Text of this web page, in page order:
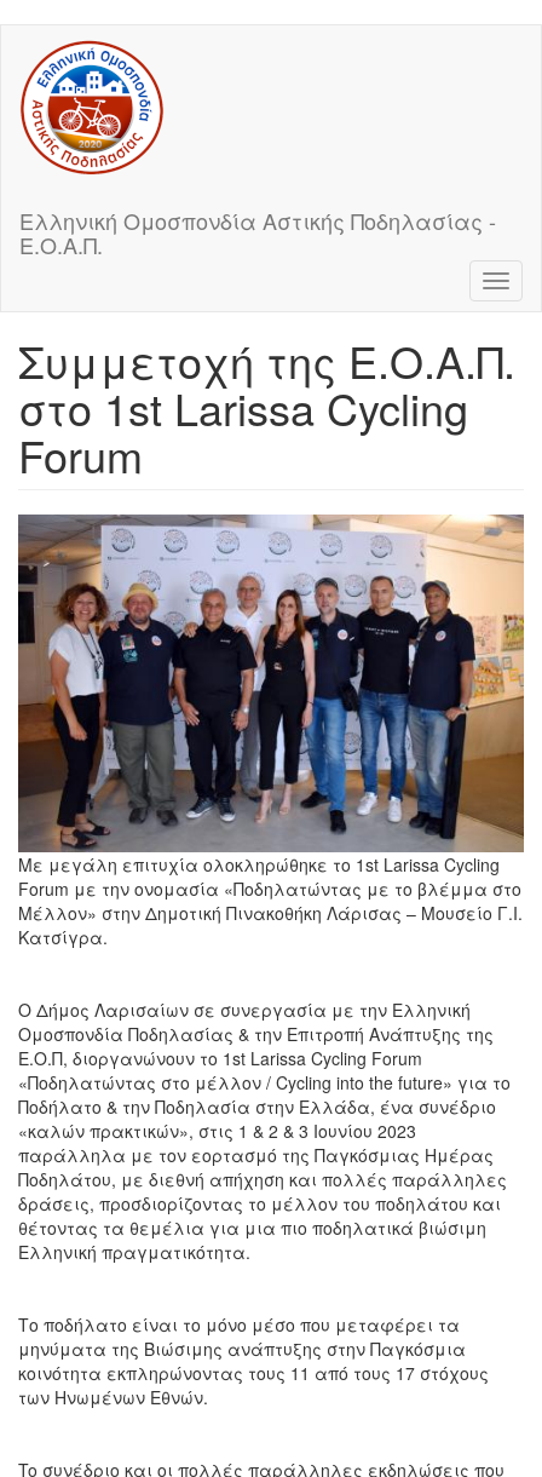
main
content
Ελληνική Ομοσπονδία Αστικής Ποδηλασίας -
Ε.Ο.Α.Π.
Συμμετοχή της Ε.Ο.Α.Π.
στο 1st Larissa Cycling
Forum
Με μεγάλη επιτυχία ολοκληρώθηκε το 1st Larissa Cycling
Forum με την ονομασία «Ποδηλατώντας με το βλέμμα στο
Μέλλον» στην Δημοτική Πινακοθήκη Λάρισας – Μουσείο Γ.Ι.
Κατσίγρα.
Ο Δήμος Λαρισαίων σε συνεργασία με την Ελληνική
Ομοσπονδία Ποδηλασίας & την Επιτροπή Ανάπτυξης της
Ε.Ο.Π, διοργανώνουν το 1st Larissa Cycling Forum
«Ποδηλατώντας στο μέλλον / Cycling into the future» για το
Ποδήλατο & την Ποδηλασία στην Ελλάδα, ένα συνέδριο
«καλών πρακτικών», στις 1 & 2 & 3 Ιουνίου 2023
παράλληλα με τον εορτασμό της Παγκόσμιας Ημέρας
Ποδηλάτου, με διεθνή απήχηση και πολλές παράλληλες
δράσεις, προσδιορίζοντας το μέλλον του ποδηλάτου και
θέτοντας τα θεμέλια για μια πιο ποδηλατικά βιώσιμη
Ελληνική πραγματικότητα.
Το ποδήλατο είναι το μόνο μέσο που μεταφέρει τα
μηνύματα της Βιώσιμης ανάπτυξης στην Παγκόσμια
κοινότητα εκπληρώνοντας τους 11 από τους 17 στόχους
των Ηνωμένων Εθνών.
To συνέδριο και οι πολλές παράλληλες εκδηλώσεις που